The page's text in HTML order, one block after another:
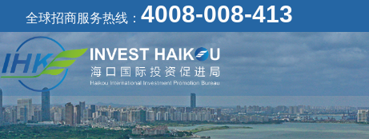
全球招商服务热线： 4008-008-413